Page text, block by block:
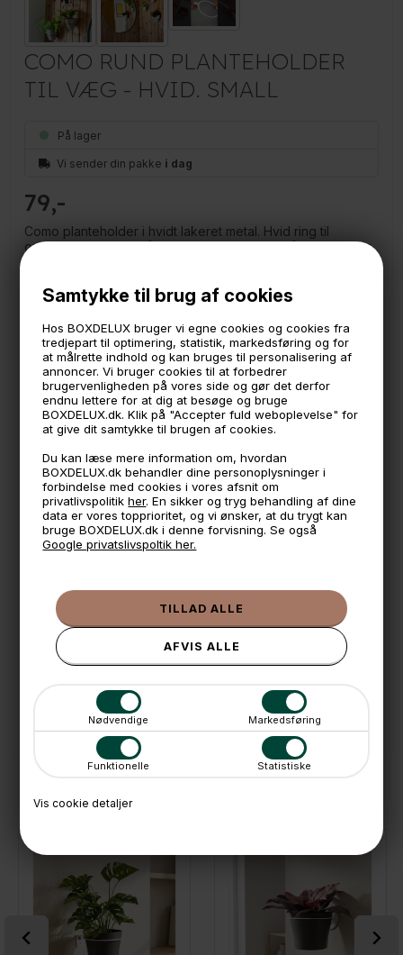
Samtykke til brug af cookies
Hos BOXDELUX bruger vi egne cookies og cookies fra
tredjepart til optimering, statistik, markedsføring og for
at målrette indhold og kan bruges til personalisering af
annoncer. Vi bruger cookies til at forbedrer
brugervenligheden på vores side og gør det derfor
endnu lettere for at dig at besøge og bruge
BOXDELUX.dk. Klik på "Accepter fuld weboplevelse" for
at give dit samtykke til brugen af cookies.
Du kan læse mere information om, hvordan
BOXDELUX.dk behandler dine personoplysninger i
forbindelse med cookies i vores afsnit om
privatlivspolitikher. En sikker og tryg behandling af dine
data er vores topprioritet, og vi ønsker, at du trygt kan
bruge BOXDELUX.dk i denne forvisning. Se også
Google privatslivspoltik her.
Nødvendige Markedsføring
Funktionelle Statistiske
Vis cookie detaljer
COMO RUND PLANTEHOLDER
TIL VÆG - HVID. SMALL
På lager
Vi sender din pakke i dag
79
Como planteholder i hvidt lakeret metal. Hvid ring til
ophæng af planter på væggen. Sæt ringen på væggen og
man ikke lige har en reol, skænk eller hylde som planten
I vores sortiment kan du finde urtepotten "Verona" som
passer til denne planteholder.
Måler
Indvendig diameter: 10,8 cm.
OBS: Skruer til ophæng medfølger ikke
Como er Boxdelux' eget mærke i metal som kun sælges
online her på Boxdelux.dk
🕚 Bestil inden 11 & vi sender samme dag på hverdage
🌟 4,9 med over 1200 anmeldelser ★★★★★
📦 Fragtfri v. køb over 999,- ellers fra 49,- med GLS
💳 Betal med
📱 Kundeservice 50446800 (9-12)
Kundeservicemail@boxdelux.dk (24/7)